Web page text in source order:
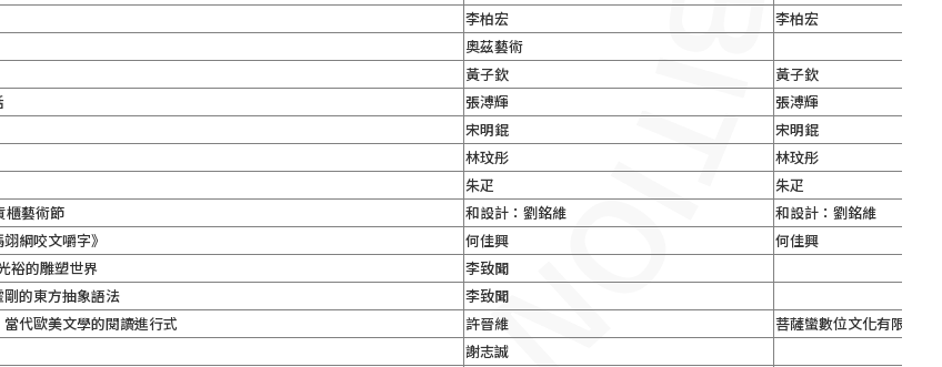
李柏宏
李柏宏
奧茲藝術
黃子欽
黃子欽
張溥輝
張溥輝
宋明錕
宋明錕
林玟彤
林玟彤
朱疋
朱疋
櫃藝術節 和設計：劉銘維
和設計：劉銘維
綱咬文嚼字》 何佳興
何佳興
裕的雕塑世界
李致聞
的東方抽象語法
李致聞
代歐美文學的閱讀進行式 許晉維
菩薩蠻數位文化有限公司
謝志誠